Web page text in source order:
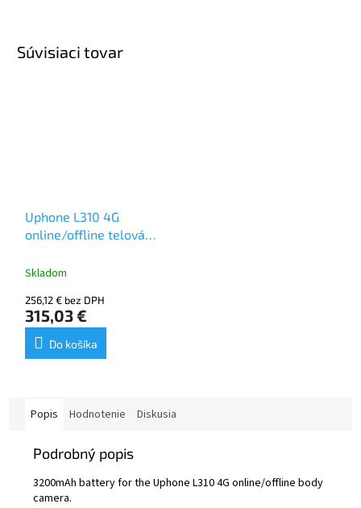
Súvisiaci tovar
Uphone L310 4G
online/offline telová
Skladom
256,12 € bez DPH
315,03 €
Do košíka
Popis Hodnotenie Diskusia
Podrobný popis
3200mAh battery for the Uphone L310 4G online/offline body
camera.